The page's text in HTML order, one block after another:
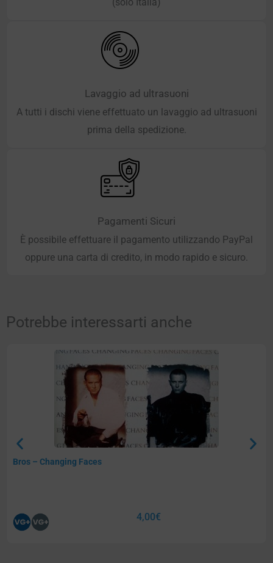
(solo Italia)
Lavaggio ad ultrasuoni
A tutti i dischi viene effettuato un lavaggio ad ultrasuoni
prima della spedizione.
Pagamenti Sicuri
È possibile effettuare il pagamento utilizzando PayPal
oppure una carta di credito, in modo rapido e sicuro.
Potrebbe interessarti anche
Bros – Changing Faces
4,00€